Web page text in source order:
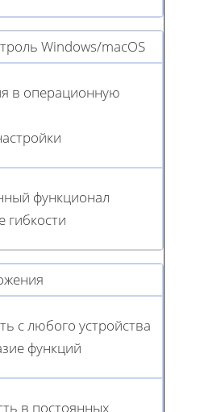
Windows/macOS
в операционную
функционал
гибкости
с любого устройства
функций
в постоянных